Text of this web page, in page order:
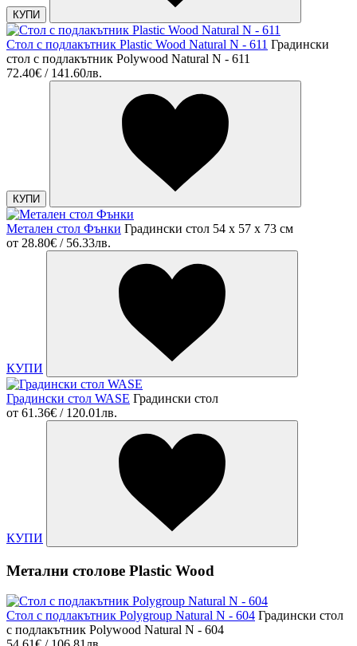
КУПИ
Стол с подлакътник Plastic Wood Natural N - 611 Градински
стол с подлакътник Polywood Natural N - 611
72.40€ / 141.60лв.
КУПИ
Метален стол Фънки Градински стол 54 х 57 х 73 см
от 28.80€ / 56.33лв.
КУПИ
Градински стол WASE Градински стол
от 61.36€ / 120.01лв.
КУПИ
Метални столове Plastic Wood
Стол с подлакътник Polygroup Natural N - 604 Градински стол
с подлакътник Polywood Natural N - 604